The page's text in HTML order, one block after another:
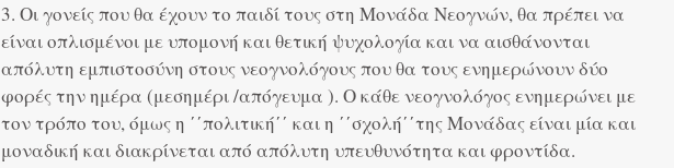
3. Οι γονείς που θα έχουν το παιδί τους στη Μονάδα Νεογνών, θα πρέπει να
είναι οπλισμένοι με υπομονή και θετική ψυχολογία και να αισθάνονται
απόλυτη εμπιστοσύνη στους νεογνολόγους που θα τους ενημερώνουν δύο
φορές την ημέρα (μεσημέρι /απόγευμα ). Ο κάθε νεογνολόγος ενημερώνει με
τον τρόπο του, όμως η ΄΄πολιτική΄΄ και η ΄΄σχολή΄΄της Μονάδας είναι μία και
μοναδική και διακρίνεται από απόλυτη υπευθυνότητα και φροντίδα.